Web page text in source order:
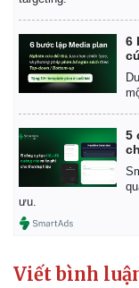
6
5
ưu.
Viết bình